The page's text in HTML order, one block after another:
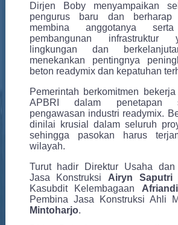
Dirjen Boby menyampaikan
pengurus baru dan
membina anggotanya
pembangunan infrastruktur
lingkungan dan
menekankan pentingnya
beton readymix dan kepatuhan
Pemerintah berkomitmen
APBRI dalam penetapan
pengawasan industri readymix.
dinilai krusial dalam seluruh
sehingga pasokan harus
wilayah.
Turut hadir Direktur Usaha dan
Jasa Konstruksi Airyn Saputri
Kasubdit Kelembagaan
Pembina Jasa Konstruksi Ahli
Mintoharjo.